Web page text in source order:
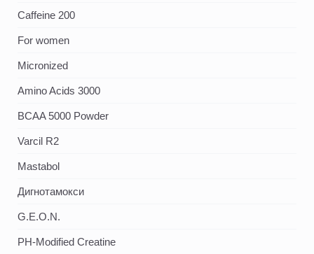
Caffeine 200
For women
Micronized
Amino Acids 3000
BCAA 5000 Powder
Varcil R2
Mastabol
Дигнотамокси
G.E.O.N.
PH-Modified Creatine